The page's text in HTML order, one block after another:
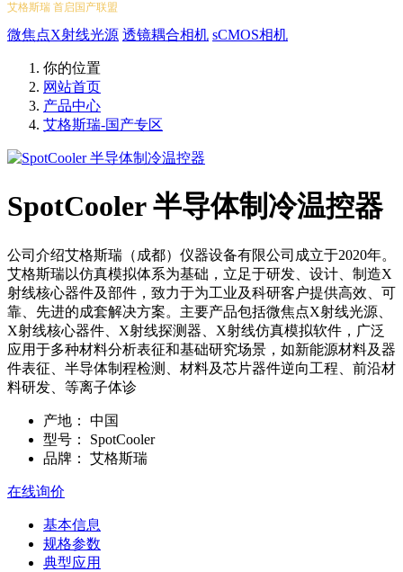
艾格斯瑞 首启国产联盟
微焦点X射线光源 透镜耦合相机 sCMOS相机
你的位置
网站首页
产品中心
艾格斯瑞-国产专区
SpotCooler 半导体制冷温控器
公司介绍艾格斯瑞（成都）仪器设备有限公司成立于2020年。
艾格斯瑞以仿真模拟体系为基础，立足于研发、设计、制造X
射线核心器件及部件，致力于为工业及科研客户提供高效、可
靠、先进的成套解决方案。主要产品包括微焦点X射线光源、
X射线核心器件、X射线探测器、X射线仿真模拟软件，广泛
应用于多种材料分析表征和基础研究场景，如新能源材料及器
件表征、半导体制程检测、材料及芯片器件逆向工程、前沿材
料研发、等离子体诊
产地：
中国
型号：
SpotCooler
品牌：
艾格斯瑞
在线询价
基本信息
规格参数
典型应用